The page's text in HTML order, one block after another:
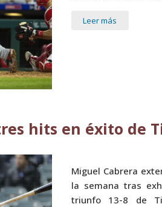
Leer más
hits en éxito de
Miguel Cabrera
la semana tras
triunfo 13-8 de